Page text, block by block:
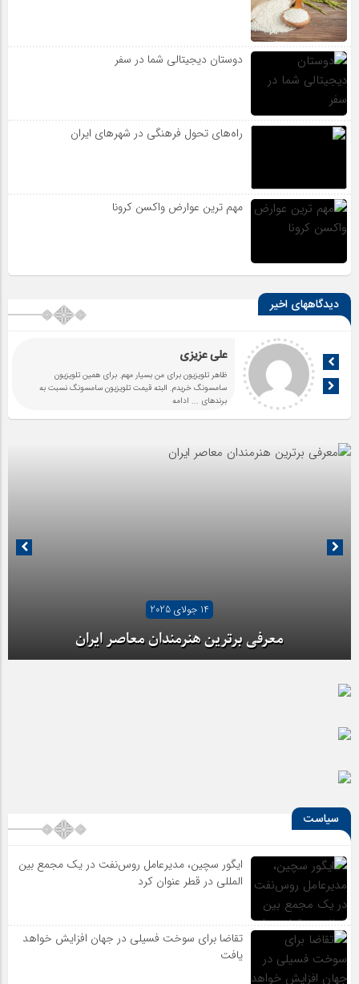
دوستان دیجیتالی شما در سفر
راه‌های تحول فرهنگی در شهرهای ایران
مهم ترین عوارض واکسن کرونا
دیدگاههای اخیر
علی عزیزی
ظاهر تلویزیون برای من بسیار مهم. برای همین تلویزیون
سامسونگ خریدم. البته قیمت تلویزیون سامسونگ نسبت به
برندهای ... ادامه
14 جولای 2025
معرفی برترین هنرمندان معاصر ایران
سیاست
ایگور سچین، مدیرعامل روس‌نفت در یک مجمع بین
المللی در قطر عنوان کرد
تقاضا برای سوخت فسیلی در جهان افزایش خواهد
یافت